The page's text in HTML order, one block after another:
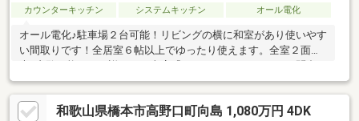
カウンターキッチン
システムキッチン オール電化
オール電化♪駐車場２台可能！リビングの横に和室があり使いやす
い間取りです！全居室６帖以上でゆったり使えます。全室２面採
ください！
和歌山県橋本市高野口町向島 1,080万円 4DK